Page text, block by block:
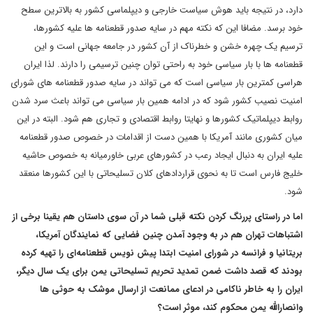
دارد، در نتیجه باید هوش سیاست خارجی و دیپلماسی کشور به بالاترین سطح
خود برسد. مضافا این که نکته مهم در سایه صدور قطعنامه ها علیه کشورها،
ترسیم یک چهره خشن و خطرناک از آن کشور در جامعه جهانی است و این
قطعنامه ها با بار سیاسی خود به راحتی توان چنین ترسیمی را دارند. لذا ایران
هراسی کمترین بار سیاسی است که می تواند در سایه صدور قطعنامه های شورای
امنیت نصیب کشور شود که در ادامه همین بار سیاسی می تواند باعث سرد شدن
روابط دیپلماتیک کشورها و نهایتا روابط اقتصادی و تجاری هم شود. البته در این
میان کشوری مانند آمریکا با همین دست از اقدامات در خصوص صدور قطعنامه
علیه ایران به دنبال ایجاد رعب در کشورهای عربی خاورمیانه به خصوص حاشیه
خلیج فارس است تا به نحوی قراردادهای کلان تسلیحاتی با این کشورها منعقد
شود.
اما در راستای پررنگ کردن نکته قبلی شما در آن سوی داستان هم یقینا برخی از
اشتباهات تهران هم در به وجود آمدن چنین فضایی که نمایندگان آمریکا،
بریتانیا و فرانسه در شورای امنیت ابتدا پیش نویس قطعنامهای را تهیه کرده
بودند که قصد داشت ضمن تمدید تحریم تسلیحاتی یمن برای یک سال دیگر،
ایران را به خاطر ناکامی در ادعای ممانعت از ارسال موشک به حوثی ها
وانصارالله یمن محکوم کند، موثر است؟